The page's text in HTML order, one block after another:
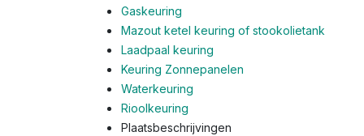
Gaskeuring
Mazout ketel keuring of stookolietank
Laadpaal keuring
Keuring Zonnepanelen
Waterkeuring
Rioolkeuring
Plaatsbeschrijvingen